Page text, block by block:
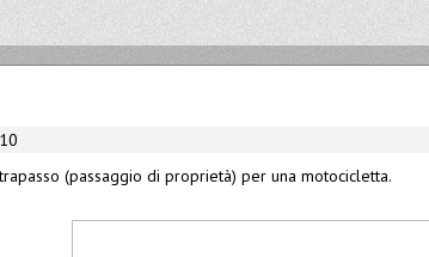
(passaggio di proprietà) per una motocicletta.